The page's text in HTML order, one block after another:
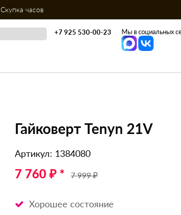
Скупка часов
+7 925 530-00-23 Мы в социальных
Гайковерт Tenyn 21V
Артикул: 1384080
7 760 ₽ * 7 999 ₽
Хорошее состояние